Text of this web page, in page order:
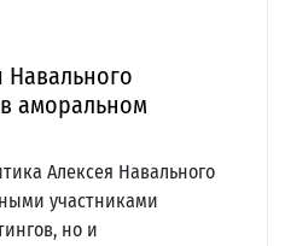
Навального
аморальном
Алексея Навального
участниками
но и